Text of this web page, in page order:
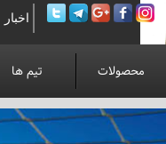
اخبار
محصولات تیم ها